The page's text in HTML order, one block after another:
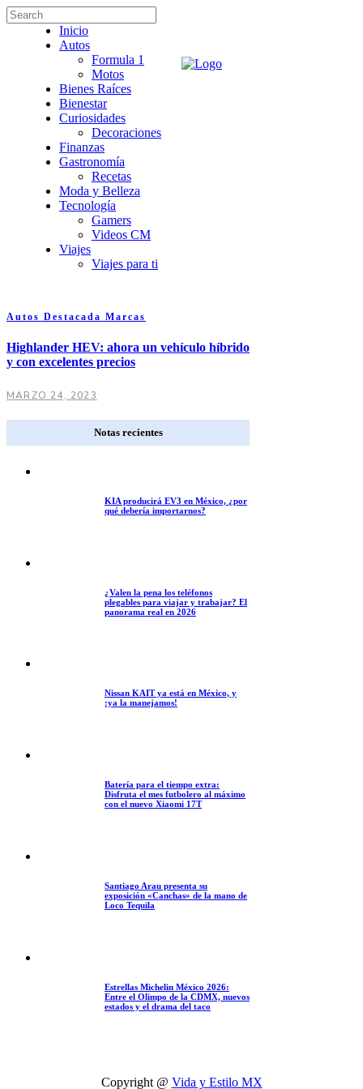
Inicio
Autos
Formula 1
Motos
Bienes Raíces
Bienestar
Curiosidades
Decoraciones
Finanzas
Gastronomía
Recetas
Moda y Belleza
Tecnología
Gamers
Videos CM
Viajes
Viajes para ti
Autos Destacada Marcas
Highlander HEV: ahora un vehículo híbrido
y con excelentes precios
MARZO 24, 2023
Notas recientes
KIA producirá EV3 en México, ¿por
qué debería importarnos?
¿Valen la pena los teléfonos
plegables para viajar y trabajar? El
panorama real en 2026
Nissan KAIT ya está en México, y
¡ya la manejamos!
Batería para el tiempo extra:
Disfruta el mes futbolero al máximo
con el nuevo Xiaomi 17T
Santiago Arau presenta su
exposición «Canchas» de la mano de
Loco Tequila
Estrellas Michelin México 2026:
Entre el Olimpo de la CDMX, nuevos
estados y el drama del taco
Copyright @ Vida y Estilo MX